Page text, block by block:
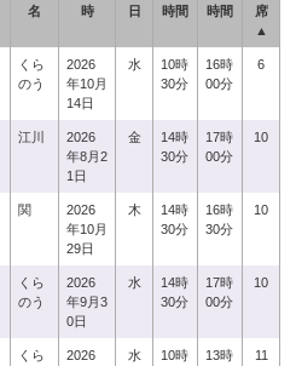
名
時
日
時間
時間
席
▲
くら
のう
2026
年10月
14日
水
10時
30分
16時
00分
6
江川
2026
年8月2
1日
金
14時
30分
17時
00分
10
関
2026
年10月
29日
木
14時
30分
16時
30分
10
くら
のう
2026
年9月3
0日
水
14時
30分
17時
00分
10
くら
2026
水
10時
13時
11